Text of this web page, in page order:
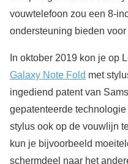
vouwtelefoon zou een 8-
ondersteuning bieden voor
In oktober 2019 kon je op
Galaxy Note Fold met
ingediend patent van
gepatenteerde
stylus ook op de vouwlijn
kun je bijvoorbeeld
schermdeel naar het